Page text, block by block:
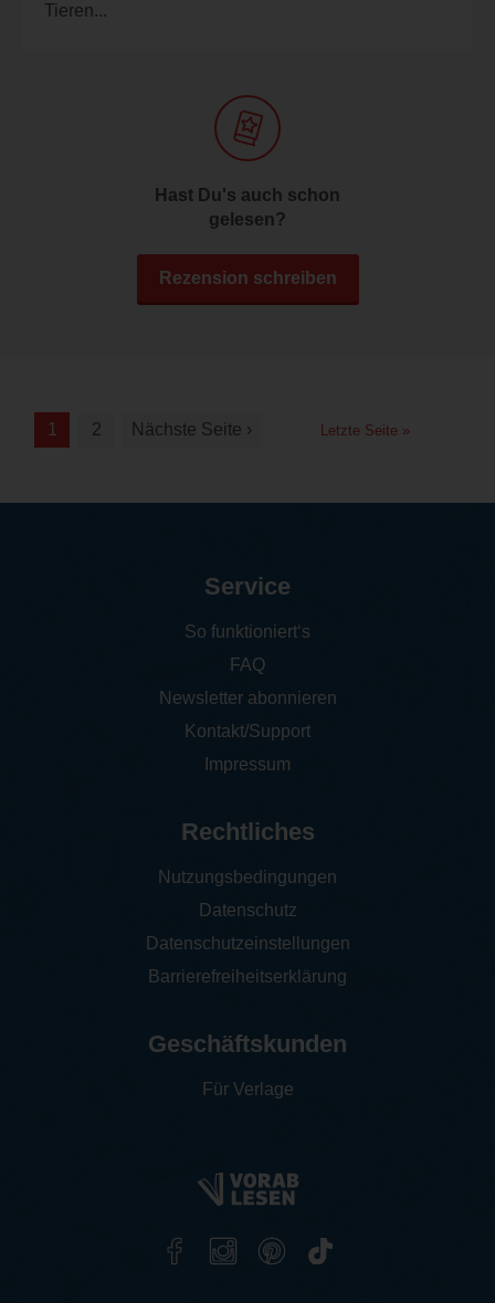
Tieren...
Hast Du's auch schon
gelesen?
Rezension schreiben
1 2 Nächste Seite › Letzte Seite »
Service
So funktioniert‘s
FAQ
Newsletter abonnieren
Kontakt/Support
Impressum
Rechtliches
Nutzungsbedingungen
Datenschutz
Datenschutzeinstellungen
Barrierefreiheitserklärung
Geschäftskunden
Für Verlage